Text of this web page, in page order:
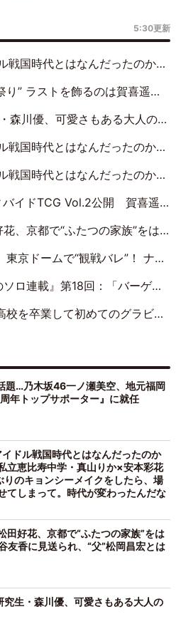
5:30更新
相沢梨紗「『ハロプロやりたかったな』って言ったら、夢眠ねむさんに『てめえはでんぱ組．incなんだよ！』って肩パンされて(笑)」
香…5年ぶりの登場に「5年分大人になった私を見ていただけたら」
川優、可愛さもある大人の女性に
真山りか×安本彩花「TIFで10年ぶりのキョンシーメイクをしたら、場を完全に引かせてしまって。時代が変わったんだなって」
・武藤彩未×飯田らうら「正直、中3で辞めるというのを信じてなくて。そう言われてはいたけど、嘘でしょって」
公開 賀喜遥香＆田村真佑が『京まふ』ステージに登壇
”をはしご！ “母”黒谷友香に見送られ、“父”松岡昌宏とはハシゴ酒
も認めた「巨人に詳しすぎるアイドル」は元VENUSスクール生で杉内コーチ推し⁉
：「バーゲンセールハンターみうな inしまむら」編
てのグラビア「大人になった感じがしました(笑)」
題…乃木坂46一ノ瀬美空、地元福岡
年トップサポーター』に就任
イドル戦国時代とはなんだったのか
立恵比寿中学・真山りか×安本彩花
りのキョンシーメイクをしたら、場
てしまって。時代が変わったんだな
田好花、京都で“ふたつの家族”をは
友香に見送られ、“父”松岡昌宏とは
生・森川優、可愛さもある大人の